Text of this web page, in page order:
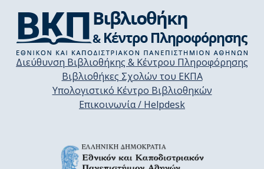
Διεύθυνση Βιβλιοθήκης & Κέντρου Πληροφόρησης
Βιβλιοθήκες Σχολών του ΕΚΠΑ
Υπολογιστικό Κέντρο Βιβλιοθηκών
Επικοινωνία / Helpdesk